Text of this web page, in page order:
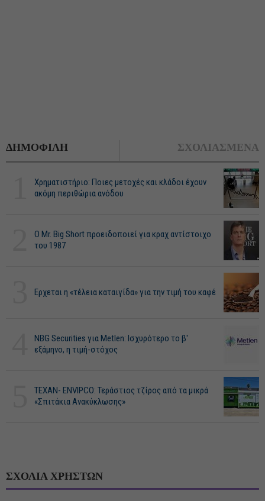
ΔΗΜΟΦΙΛΗ ΣΧΟΛΙΑΣΜΕΝΑ
Χρηματιστήριο: Ποιες μετοχές και κλάδοι έχουν
ακόμη περιθώρια ανόδου
O Mr. Big Short προειδοποιεί για κραχ αντίστοιχο
του 1987
Ερχεται η «τέλεια καταιγίδα» για την τιμή του καφέ
NBG Securities για Metlen: Ισχυρότερο το β'
εξάμηνο, η τιμή-στόχος
ΤΕΧΑΝ- ENVIPCO: Τεράστιος τζίρος από τα μικρά
«Σπιτάκια Ανακύκλωσης»
ΣΧΟΛΙΑ ΧΡΗΣΤΩΝ